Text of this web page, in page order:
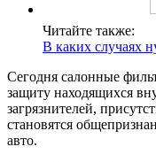
Читайте также:
В каких случаях
Сегодня салонные
защиту находящихся
загрязнителей,
становятся
авто.